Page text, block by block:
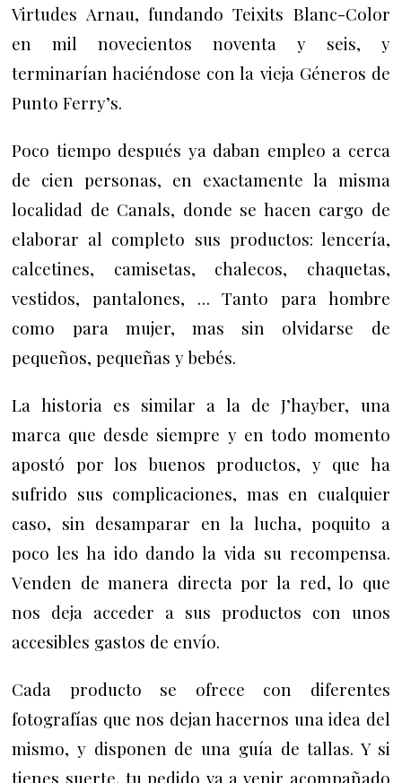
Virtudes Arnau, fundando Teixits Blanc-Color
en mil novecientos noventa y seis, y
terminarían haciéndose con la vieja Géneros de
Punto Ferry’s.
Poco tiempo después ya daban empleo a cerca
de cien personas, en exactamente la misma
localidad de Canals, donde se hacen cargo de
elaborar al completo sus productos: lencería,
calcetines, camisetas, chalecos, chaquetas,
vestidos, pantalones, … Tanto para hombre
como para mujer, mas sin olvidarse de
pequeños, pequeñas y bebés.
La historia es similar a la de J’hayber, una
marca que desde siempre y en todo momento
apostó por los buenos productos, y que ha
sufrido sus complicaciones, mas en cualquier
caso, sin desamparar en la lucha, poquito a
poco les ha ido dando la vida su recompensa.
Venden de manera directa por la red, lo que
nos deja acceder a sus productos con unos
accesibles gastos de envío.
Cada producto se ofrece con diferentes
fotografías que nos dejan hacernos una idea del
mismo, y disponen de una guía de tallas. Ysi
tienes suerte, tu pedido va a venir acompañado